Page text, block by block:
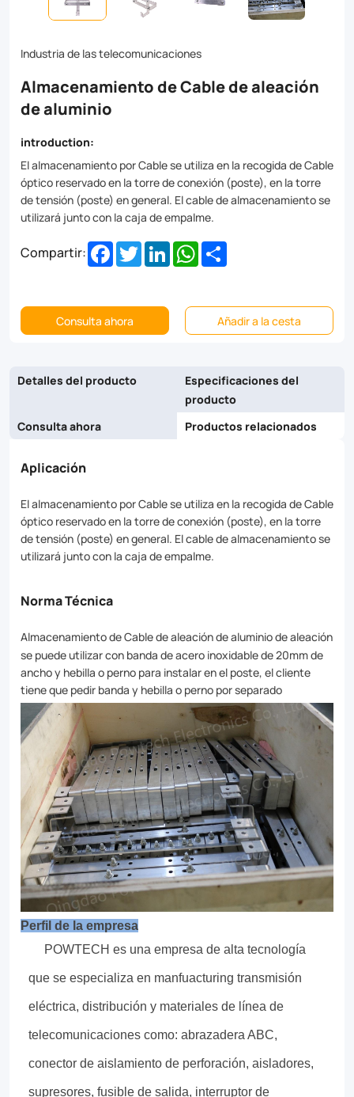
box.
Industria de las telecomunicaciones
Almacenamiento de Cable de aleación
de aluminio
introduction:
El almacenamiento por Cable se utiliza en la recogida de Cable
óptico reservado en la torre de conexión (poste), en la torre
de tensión (poste) en general. El cable de almacenamiento se
utilizará junto con la caja de empalme.
Compartir: Facebook
TwitterLinkedInWhatsApp
Consulta ahora Añadir a la cesta
Detalles del producto
Especificaciones del
producto
Consulta ahora
Productos relacionados
Aplicación
El almacenamiento por Cable se utiliza en la recogida de Cable
óptico reservado en la torre de conexión (poste), en la torre
de tensión (poste) en general. El cable de almacenamiento se
utilizará junto con la caja de empalme.
Norma Técnica
Almacenamiento de Cable de aleación de aluminio de aleación
se puede utilizar con banda de acero inoxidable de 20mm de
ancho y hebilla o perno para instalar en el poste, el cliente
tiene que pedir banda y hebilla o perno por separado
Perfil de la empresa
POWTECH es una empresa de alta tecnología
que se especializa en manfuacturing transmisión
eléctrica, distribución y materiales de línea de
telecomunicaciones como: abrazadera ABC,
conector de aislamiento de perforación, aisladores,
supresores, fusible de salida, interruptor de